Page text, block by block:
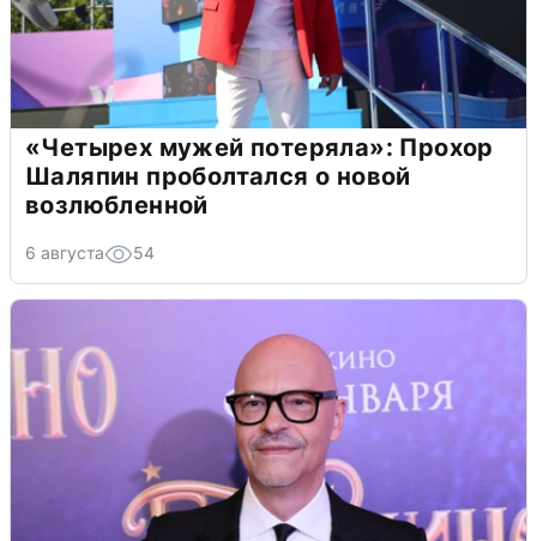
«Четырех мужей потеряла»: Прохор
Шаляпин проболтался о новой
возлюбленной
6 августа 54